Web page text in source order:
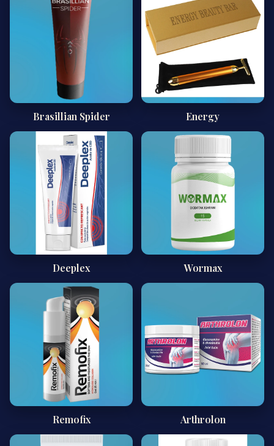
Brasillian Spider Energy
Deeplex Wormax
Remofix Arthrolon